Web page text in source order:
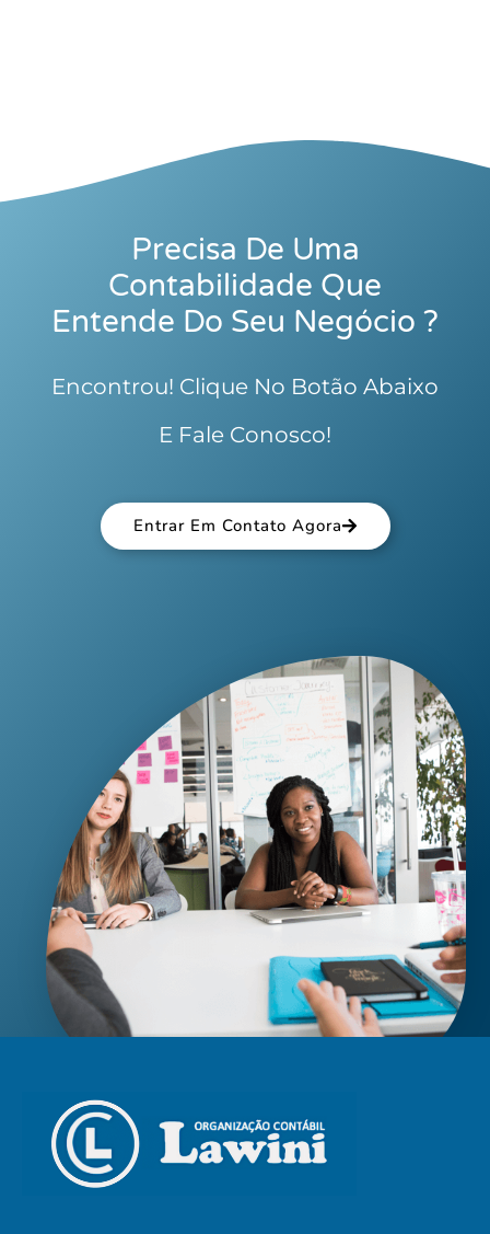
Precisa De Uma
Contabilidade Que
Entende Do Seu Negócio ?
Encontrou! Clique No Botão Abaixo
E Fale Conosco!
Entrar Em Contato Agora